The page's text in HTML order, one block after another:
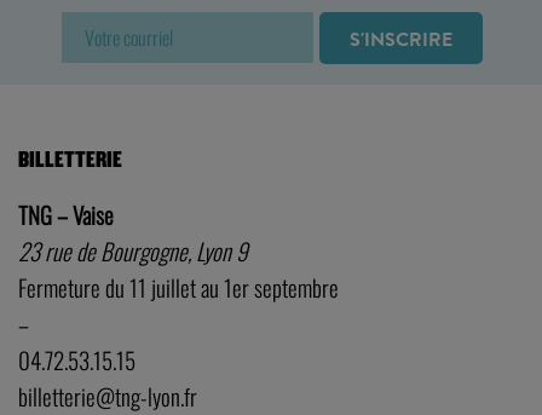
BILLETTERIE
TNG – Vaise
23 rue de Bourgogne, Lyon 9
Fermeture du 11 juillet au 1er septembre
–
04.72.53.15.15
billetterie@tng-lyon.fr